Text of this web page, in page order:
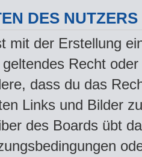
DES NUTZERS
mit der Erstellung
Recht
dass du das
Links und Bilder
des Boards übt